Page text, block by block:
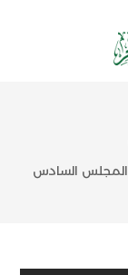
المجلس السادس